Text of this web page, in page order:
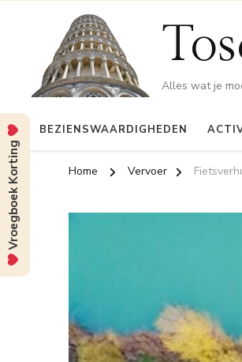
Alles wat je
BEZIENSWAARDIGHEDEN
Home Vervoer
Vroegboek Korting